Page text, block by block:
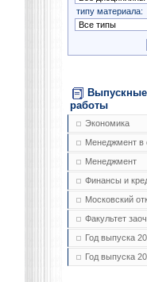
типу материала:
работы
Экономика
Менеджмент в
Менеджмент
Финансы и
Московский
Факультет
Год выпуска
Год выпуска